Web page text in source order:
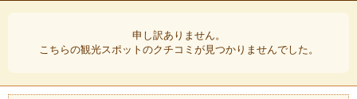
申し訳ありません。
こちらの観光スポットのクチコミが見つかりませんでした。